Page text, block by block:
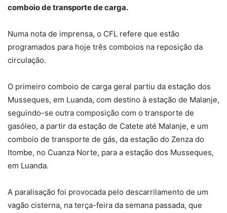
comboio de transporte de carga.
Numa nota de imprensa, o CFL refere que estão
programados para hoje três comboios na reposição da
circulação.
O primeiro comboio de carga geral partiu da estação dos
Musseques, em Luanda, com destino à estação de Malanje,
seguindo-se outra composição com o transporte de
gasóleo, a partir da estação de Catete até Malanje, e um
comboio de transporte de gás, da estação do Zenza do
Itombe, no Cuanza Norte, para a estação dos Musseques,
em Luanda.
A paralisação foi provocada pelo descarrilamento de um
vagão cisterna, na terça-feira da semana passada, que